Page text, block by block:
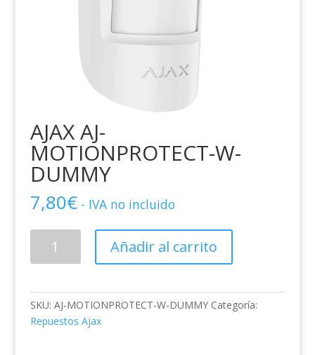
AJAX AJ-
MOTIONPROTECT-W-
DUMMY
7,80€ - IVA no incluido
MOTIONPROTECT-
DUMMY
cantidad
Añadir al carrito
SKU: AJ-MOTIONPROTECT-W-DUMMY Categoría:
Repuestos Ajax